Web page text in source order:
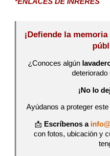
¡Defiende la
¿Conoces algún
deteriorado
¡No lo
Ayúdanos a proteger
📩 Escríbenos a
con fotos, ubicación y